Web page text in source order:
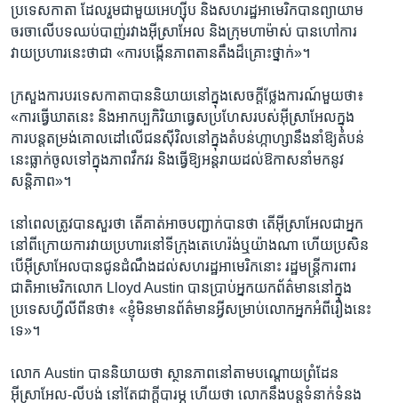
ប្រទេស​កាតា​ ដែល​រួម​ជាមួយ​អេហ្ស៊ីប និង​សហរដ្ឋ​អាមេរិក​បាន​ព្យាយាម​
ចរចា​លើ​បទ​ឈប់​បាញ់​រវាង​អ៊ីស្រាអែល ​និង​ក្រុម​ហាម៉ាស់​ បាន​ហៅ​ការ​
វាយ​ប្រហារ​នេះ​ថា​ជា «ការ​បង្កើន​ភាព​តានតឹង​ដ៏​គ្រោះ​ថ្នាក់»។
ក្រសួង​ការបរទេស​កាតា​បាន​និយាយ​នៅ​ក្នុង​សេចក្តី​ថ្លែងការណ៍​មួយ​ថា៖​
«ការ​ធ្វើ​ឃាត​នេះ និង​អាកប្បកិរិយាធ្វេសប្រហែស​របស់​អ៊ីស្រាអែលក្នុង​
ការ​បន្ត​តម្រង់​គោលដៅ​លើ​ជនស៊ីវិល​នៅ​ក្នុង​តំបន់​ហ្កាហ្សា​នឹង​នាំ​ឱ្យ​តំបន់​
នេះ​ធ្លាក់​ចូល​ទៅ​ក្នុង​ភាព​វឹកវរ​ និង​ធ្វើ​ឱ្យ​អន្តរាយ​ដល់​ឱកាស​នាំមក​នូវ​
សន្តិភាព‍»។
នៅ​ពេល​ត្រូវ​បាន​សួរ​ថា ​តើ​គាត់​អាច​បញ្ជាក់​បាន​ថា​ តើ​អ៊ីស្រាអែល​ជា​អ្នក​
នៅ​ពី​ក្រោយ​ការ​វាយ​ប្រហារ​នៅ​ទីក្រុង​តេហេរ៉ង់​ឬ​យ៉ាងណា ​ហើយ​ប្រសិន​
បើ​អ៊ីស្រាអែលបាន​ជូន​ដំណឹង​ដល់​សហរដ្ឋ​អាមេរិក​នោះ​ រដ្ឋមន្ត្រី​ការពារ
ជាតិ​អាមេរិក​លោក Lloyd Austin បាន​ប្រាប់​អ្នក​យក​ព័ត៌មាន​នៅ​ក្នុង​
ប្រទេស​ហ្វីលីពីន​ថា៖ «ខ្ញុំ​មិន​មាន​ព័ត៌មាន​អ្វី​សម្រាប់​លោក​អ្នក​អំពី​រឿង​នេះ​
ទេ‍»។
លោក Austin ​បាន​និយាយ​ថា​ ស្ថានភាព​នៅ​តាម​បណ្តោយ​ព្រំដែន​
អ៊ីស្រាអែល-លីបង់ នៅ​តែ​ជា​ក្តី​បារម្ភ ​ហើយ​ថា ​លោក​នឹង​បន្ត​ទំនាក់ទំនង​